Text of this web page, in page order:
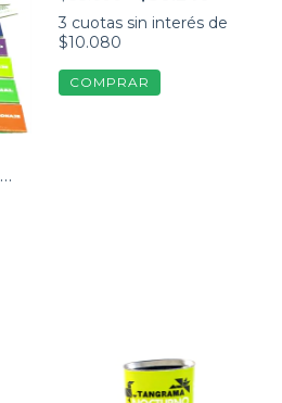
3 cuotas sin interés de
$10.080